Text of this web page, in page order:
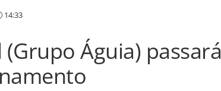
14:33
Águia) passará